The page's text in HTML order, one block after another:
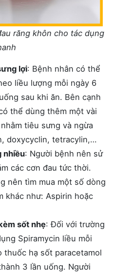
răng khôn cho tác dụng
lợi: Bệnh nhân có thể
liều lượng mỗi ngày 6
sau khi ăn. Bên cạnh
thể dùng thêm một vài
tiêu sưng và ngừa
doxycyclin, tetracylin,…
nhiều: Người bệnh nên sử
các cơn đau tức thời.
nên tìm mua một số dòng
khác như: Aspirin hoặc
sốt nhẹ: Đối với trường
Spiramycin liều mỗi
thuốc hạ sốt paracetamol
3 lần uống. Người